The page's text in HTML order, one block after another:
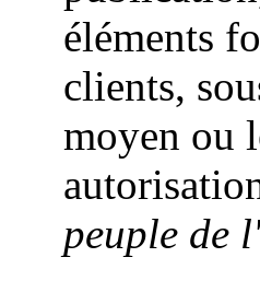
éléments
clients,
moyen ou
peuple de